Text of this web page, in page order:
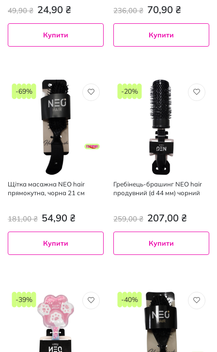
24,90 ₴
49,90 ₴
Купити
70,90 ₴
236,00 ₴
Купити
Щітка масажна NEO hair
прямокутна, чорна 21 см
54,90 ₴
181,00 ₴
-69%
Купити
Гребінець-брашинг NEO hair
продувний (d 44 мм) чорний
207,00 ₴
259,00 ₴
-20%
Купити
-39% -40%